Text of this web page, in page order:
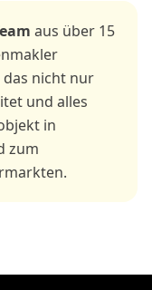
aus über 15
nicht nur
und alles
in
zum